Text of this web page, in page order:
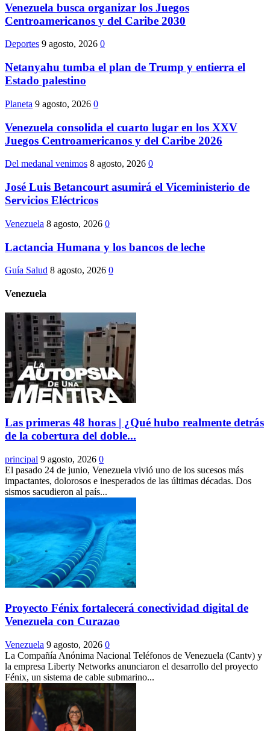
Venezuela busca organizar los Juegos
Centroamericanos y del Caribe 2030
Deportes 9 agosto, 2026 0
Netanyahu tumba el plan de Trump y entierra el
Estado palestino
Planeta 9 agosto, 2026 0
Venezuela consolida el cuarto lugar en los XXV
Juegos Centroamericanos y del Caribe 2026
Del medanal venimos 8 agosto, 2026 0
José Luis Betancourt asumirá el Viceministerio de
Servicios Eléctricos
Venezuela 8 agosto, 2026 0
Lactancia Humana y los bancos de leche
Guía Salud 8 agosto, 2026 0
Venezuela
Las primeras 48 horas | ¿Qué hubo realmente detrás
de la cobertura del doble...
principal 9 agosto, 2026 0
El pasado 24 de junio, Venezuela vivió uno de los sucesos más
impactantes, dolorosos e inesperados de las últimas décadas. Dos
sismos sacudieron al país...
Proyecto Fénix fortalecerá conectividad digital de
Venezuela con Curazao
Venezuela 9 agosto, 2026 0
La Compañía Anónima Nacional Teléfonos de Venezuela (Cantv) y
la empresa Liberty Networks anunciaron el desarrollo del proyecto
Fénix, un sistema de cable submarino...